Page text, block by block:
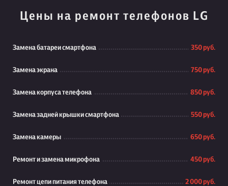
Цены на ремонт телефонов LG
Замена батареи смартфона 350 руб.
Замена экрана 750 руб.
Замена корпуса телефона 850 руб.
Замена задней крышки смартфона 550 руб.
Замена камеры 650 руб.
Ремонт и замена микрофона 450 руб.
Ремонт цепи питания телефона 2 000 руб.